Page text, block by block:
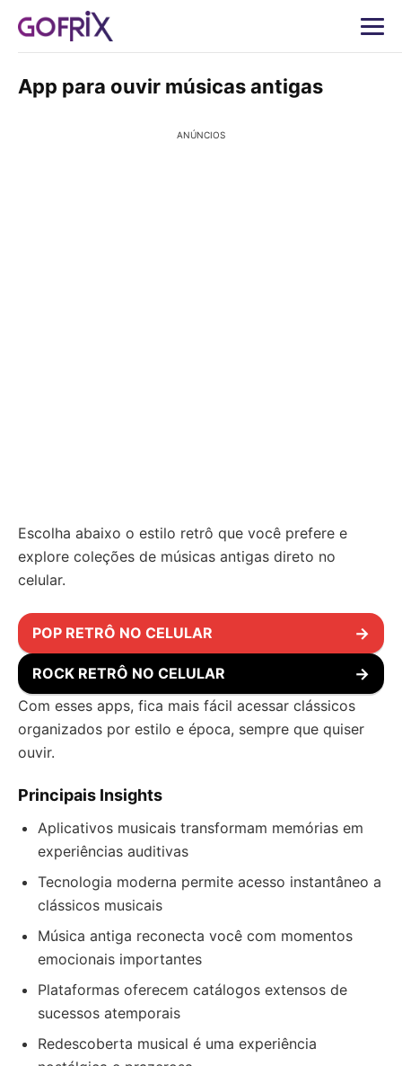
App para ouvir músicas antigas
ANÚNCIOS
Escolha abaixo o estilo retrô que você prefere e
explore coleções de músicas antigas direto no
celular.
POP RETRÔ NO CELULAR →
ROCK RETRÔ NO CELULAR →
Com esses apps, fica mais fácil acessar clássicos
organizados por estilo e época, sempre que quiser
ouvir.
Principais Insights
Aplicativos musicais transformam memórias em
experiências auditivas
Tecnologia moderna permite acesso instantâneo a
clássicos musicais
Música antiga reconecta você com momentos
emocionais importantes
Plataformas oferecem catálogos extensos de
sucessos atemporais
Redescoberta musical é uma experiência